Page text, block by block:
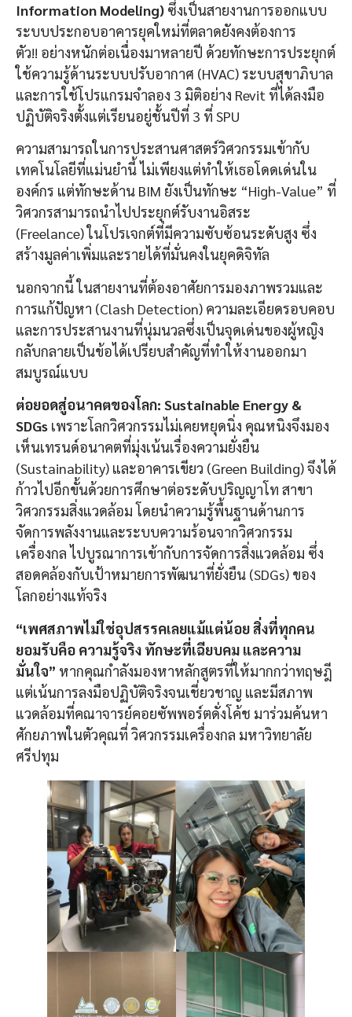
Information Modeling) ซึ่งเป็นสายงานการออกแบบ
ระบบประกอบอาคารยุคใหม่ที่ตลาดยังคงต้องการ
ตัว!! อย่างหนักต่อเนื่องมาหลายปี ด้วยทักษะการประยุกต์
ใช้ความรู้ด้านระบบปรับอากาศ (HVAC) ระบบสุขาภิบาล
และการใช้โปรแกรมจำลอง 3 มิติอย่าง Revit ที่ได้ลงมือ
ปฏิบัติจริงตั้งแต่เรียนอยู่ชั้นปีที่ 3 ที่ SPU
ความสามารถในการประสานศาสตร์วิศวกรรมเข้ากับ
เทคโนโลยีที่แม่นยำนี้ ไม่เพียงแต่ทำให้เธอโดดเด่นใน
องค์กร แต่ทักษะด้าน BIM ยังเป็นทักษะ “High-Value” ที่
วิศวกรสามารถนำไปประยุกต์รับงานอิสระ
(Freelance) ในโปรเจกต์ที่มีความซับซ้อนระดับสูง ซึ่ง
สร้างมูลค่าเพิ่มและรายได้ที่มั่นคงในยุคดิจิทัล
นอกจากนี้ ในสายงานที่ต้องอาศัยการมองภาพรวมและ
การแก้ปัญหา (Clash Detection) ความละเอียดรอบคอบ
และการประสานงานที่นุ่มนวลซึ่งเป็นจุดเด่นของผู้หญิง
กลับกลายเป็นข้อได้เปรียบสำคัญที่ทำให้งานออกมา
สมบูรณ์แบบ
ต่อยอดสู่อนาคตของโลก: Sustainable Energy &
SDGs เพราะโลกวิศวกรรมไม่เคยหยุดนิ่ง คุณหนิงจึงมอง
เห็นเทรนด์อนาคตที่มุ่งเน้นเรื่องความยั่งยืน
(Sustainability) และอาคารเขียว (Green Building) จึงได้
ก้าวไปอีกขั้นด้วยการศึกษาต่อระดับปริญญาโท สาขา
วิศวกรรมสิ่งแวดล้อม โดยนำความรู้พื้นฐานด้านการ
จัดการพลังงานและระบบความร้อนจากวิศวกรรม
เครื่องกล ไปบูรณาการเข้ากับการจัดการสิ่งแวดล้อม ซึ่ง
สอดคล้องกับเป้าหมายการพัฒนาที่ยั่งยืน (SDGs) ของ
โลกอย่างแท้จริง
“เพศสภาพไม่ใช่อุปสรรคเลยแม้แต่น้อย สิ่งที่ทุกคน
ยอมรับคือ ความรู้จริง ทักษะที่เฉียบคม และความ
มั่นใจ” หากคุณกำลังมองหาหลักสูตรที่ให้มากกว่าทฤษฎี
แต่เน้นการลงมือปฏิบัติจริงจนเชี่ยวชาญ และมีสภาพ
แวดล้อมที่คณาจารย์คอยซัพพอร์ตดั่งโค้ช มาร่วมค้นหา
ศักยภาพในตัวคุณที่ วิศวกรรมเครื่องกล มหาวิทยาลัย
ศรีปทุม